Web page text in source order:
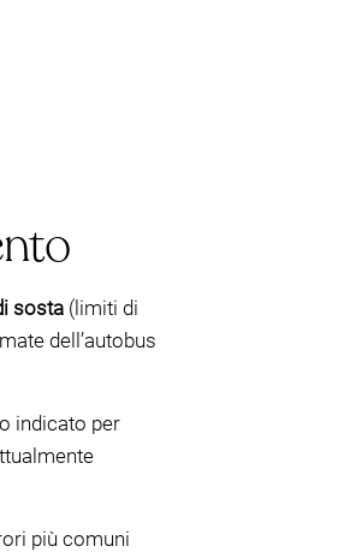
sosta (limiti di
dell’autobus
indicato per
più comuni